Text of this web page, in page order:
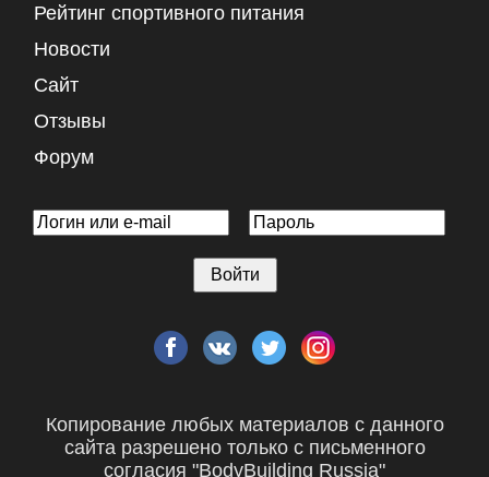
Рейтинг спортивного питания
Новости
Сайт
Отзывы
Форум
Копирование любых материалов с данного
сайта разрешено только с письменного
согласия "BodyBuilding Russia"